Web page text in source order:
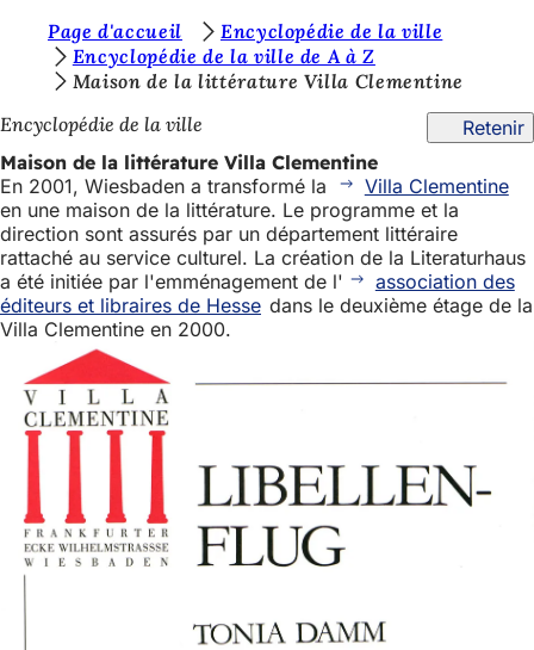
Accéder au contenu
u
s
ê
t
e
s
i
Page d'accueil
Encyclopédie de la ville
Encyclopédie de la ville de A à Z
Maison de la littérature Villa Clementine
Encyclopédie de la ville
Retenir
Maison de la littérature Villa Clementine
En 2001, Wiesbaden a transformé la
Villa Clementine
en une maison de la littérature. Le programme et la
direction sont assurés par un département littéraire
rattaché au service culturel. La création de la Literaturhaus
a été initiée par l'emménagement de l'
association des
éditeurs et libraires de Hesse dans le deuxième étage de la
Villa Clementine en 2000.